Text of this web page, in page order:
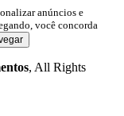
anúncios e
você concorda
, All Rights